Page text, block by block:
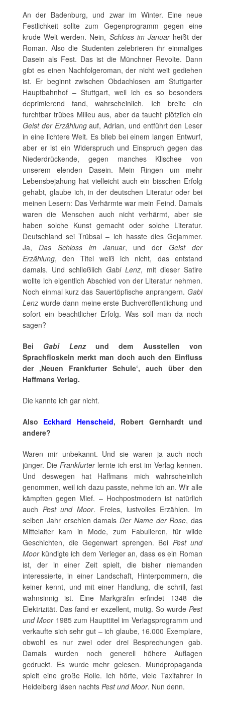
An der Badenburg, und zwar im Winter. Eine neue
Festlichkeit sollte zum Gegenprogramm gegen eine
krude Welt werden. Nein, Schloss im Januarheißt der
Roman. Also die Studenten zelebrieren ihr einmaliges
Dasein als Fest. Das ist die Münchner Revolte. Dann
gibt es einen Nachfolgeroman, der nicht weit gediehen
ist. Er beginnt zwischen Obdachlosen am Stuttgarter
Hauptbahnhof – Stuttgart, weil ich es so besonders
deprimierend fand, wahrscheinlich. Ich breite ein
furchtbar trübes Milieu aus, aber da taucht plötzlich ein
Geist der Erzählungauf, Adrian, und entführt den Leser
in eine lichtere Welt. Es blieb bei einem langen Entwurf,
aber er ist ein Widerspruch und Einspruch gegen das
Niederdrückende, gegen manches Klischee von
unserem elenden Dasein. Mein Ringen um mehr
Lebensbejahung hat vielleicht auch ein bisschen Erfolg
gehabt, glaube ich, in der deutschen Literatur oder bei
meinen Lesern: Das Verhärmte war mein Feind. Damals
waren die Menschen auch nicht verhärmt, aber sie
haben solche Kunst gemacht oder solche Literatur.
Deutschland sei Trübsal – ich hasste dies Gejammer.
Ja, Das Schloss im Januar, und der Geist der
Erzählung, den Titel weiß ich nicht, das entstand
damals. Und schließlich Gabi Lenz, mit dieser Satire
wollte ich eigentlich Abschied von der Literatur nehmen.
Noch einmal kurz das Sauertöpfische anprangern. Gabi
Lenz wurde dann meine erste Buchveröffentlichung und
sofort ein beachtlicher Erfolg. Was soll man da noch
sagen?
Bei Gabi Lenzund dem Ausstellen von
Sprachfloskeln merkt man doch auch den Einfluss
der ‚Neuen Frankfurter Schule‘, auch über den
Haffmans Verlag.
Die kannte ich gar nicht.
Also Eckhard Henscheid, Robert Gernhardt und
andere?
Waren mir unbekannt. Und sie waren ja auch noch
jünger. Die Frankfurter lernte ich erst im Verlag kennen.
Und deswegen hat Haffmans mich wahrscheinlich
genommen, weil ich dazu passte, nehme ich an. Wir alle
kämpften gegen Mief. – Hochpostmodern ist natürlich
auch Pest und Moor. Freies, lustvolles Erzählen. Im
selben Jahr erschien damals Der Name der Rose, das
Mittelalter kam in Mode, zum Fabulieren, für wilde
Geschichten, die Gegenwart sprengen. Bei Pest und
Moorkündigte ich dem Verleger an, dass es ein Roman
ist, der in einer Zeit spielt, die bisher niemanden
interessierte, in einer Landschaft, Hinterpommern, die
keiner kennt, und mit einer Handlung, die schrill, fast
wahnsinnig ist. Eine Markgräfin erfindet 1348 die
Elektrizität. Das fand er exzellent, mutig. So wurde Pest
und Moor1985 zum Haupttitel im Verlagsprogramm und
verkaufte sich sehr gut – ich glaube, 16.000 Exemplare,
obwohl es nur zwei oder drei Besprechungen gab.
Damals wurden noch generell höhere Auflagen
gedruckt. Es wurde mehr gelesen. Mundpropaganda
spielt eine große Rolle. Ich hörte, viele Taxifahrer in
Heidelberg läsen nachts Pest und Moor. Nun denn.